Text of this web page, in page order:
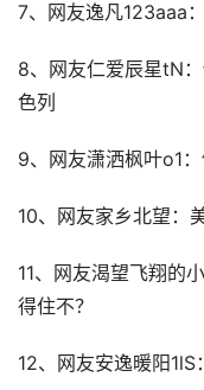
7、网友逸凡123aaa
8、网友仁爱辰星tN
色列
9、网友潇洒枫叶o1
10、网友家乡北望：
11、网友渴望飞翔的
得住不？
12、网友安逸暖阳1lS